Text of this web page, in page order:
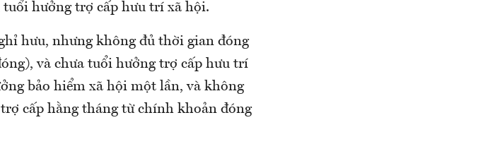
hưởng trợ cấp hưu trí xã hội.
hưu, nhưng không đủ thời gian đóng
và chưa tuổi hưởng trợ cấp hưu trí
bảo hiểm xã hội một lần, và không
cấp hằng tháng từ chính khoản đóng